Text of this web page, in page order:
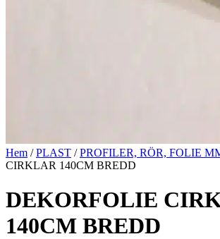
Hem /PLAST /PROFILER, RÖR, FOLIE
CIRKLAR 140CM BREDD
DEKORFOLIE
140CM BREDD